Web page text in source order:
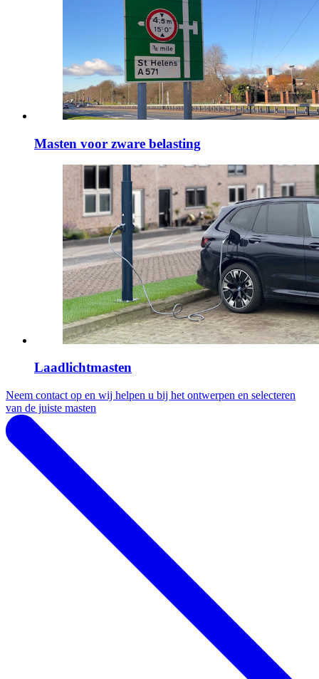
Masten voor zware belasting
Laadlichtmasten
Neem contact op en wij helpen u bij het ontwerpen en selecteren
van de juiste masten